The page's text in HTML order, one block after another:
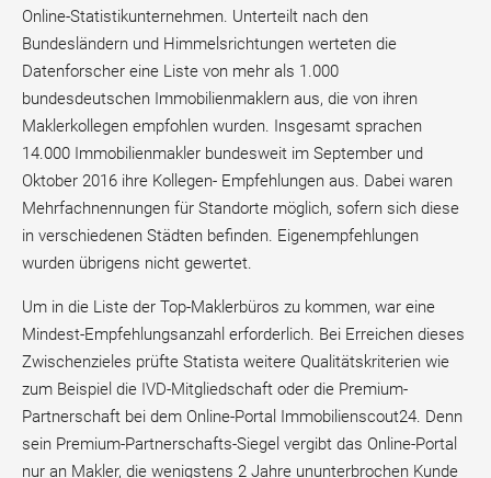
Online-Statistikunternehmen. Unterteilt nach den
Bundesländern und Himmelsrichtungen werteten die
Datenforscher eine Liste von mehr als 1.000
bundesdeutschen Immobilienmaklern aus, die von ihren
Maklerkollegen empfohlen wurden. Insgesamt sprachen
14.000 Immobilienmakler bundesweit im September und
Oktober 2016 ihre Kollegen- Empfehlungen aus. Dabei waren
Mehrfachnennungen für Standorte möglich, sofern sich diese
in verschiedenen Städten befinden. Eigenempfehlungen
wurden übrigens nicht gewertet.
Um in die Liste der Top-Maklerbüros zu kommen, war eine
Mindest-Empfehlungsanzahl erforderlich. Bei Erreichen dieses
Zwischenzieles prüfte Statista weitere Qualitätskriterien wie
zum Beispiel die IVD-Mitgliedschaft oder die Premium-
Partnerschaft bei dem Online-Portal Immobilienscout24. Denn
sein Premium-Partnerschafts-Siegel vergibt das Online-Portal
nur an Makler, die wenigstens 2 Jahre ununterbrochen Kunde